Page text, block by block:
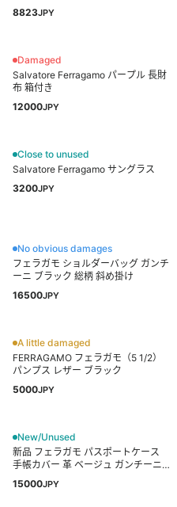
8823JPY
Damaged
Salvatore Ferragamo パープル 長財
布 箱付き
12000JPY
Close to unused
Salvatore Ferragamo サングラス
3200JPY
No obvious damages
フェラガモ ショルダーバッグ ガンチ
ーニ ブラック 総柄 斜め掛け
16500JPY
A little damaged
⁠FERRAGAMO フェラガモ（5 1/2）
パンプス ⁠レザー ブラック
5000JPY
New/Unused
新品 フェラガモ パスポートケース
手帳カバー 革 ベージュ ガンチーニ
15000JPY